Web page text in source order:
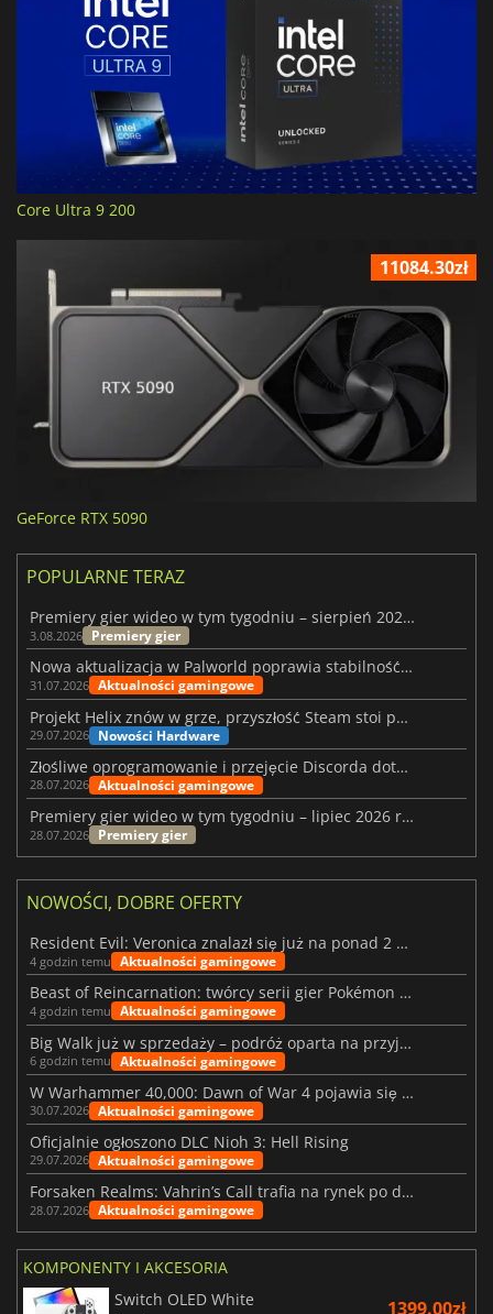
Core Ultra 9 200
11084.30zł
GeForce RTX 5090
POPULARNE TERAZ
Premiery gier wideo w tym tygodniu – sierpień 2026 r. (32. tydzień)
3.08.2026 Premiery gier
Nowa aktualizacja w Palworld poprawia stabilność Sunreach i walk z bossami
31.07.2026 Aktualności gamingowe
Projekt Helix znów w grze, przyszłość Steam stoi pod znakiem zapytania
29.07.2026 Nowości Hardware
Złośliwe oprogramowanie i przejęcie Discorda dotknęły Meccha Chameleon
28.07.2026 Aktualności gamingowe
Premiery gier wideo w tym tygodniu – lipiec 2026 r. (tydzień 31)
28.07.2026 Premiery gier
NOWOŚCI, DOBRE OFERTY
Resident Evil: Veronica znalazł się już na ponad 2 milionach list życzeń
4 godzin temu Aktualności gamingowe
Beast of Reincarnation: twórcy serii gier Pokémon wkraczają na nową ścieżkę
4 godzin temu Aktualności gamingowe
Big Walk już w sprzedaży – podróż oparta na przyjaźni
6 godzin temu Aktualności gamingowe
W Warhammer 40,000: Dawn of War 4 pojawia się frakcja Nekronów
30.07.2026 Aktualności gamingowe
Oficjalnie ogłoszono DLC Nioh 3: Hell Rising
29.07.2026 Aktualności gamingowe
Forsaken Realms: Vahrin’s Call trafia na rynek po dziesięciu latach prac
28.07.2026 Aktualności gamingowe
KOMPONENTY I AKCESORIA
Switch OLED White
1399.00zł